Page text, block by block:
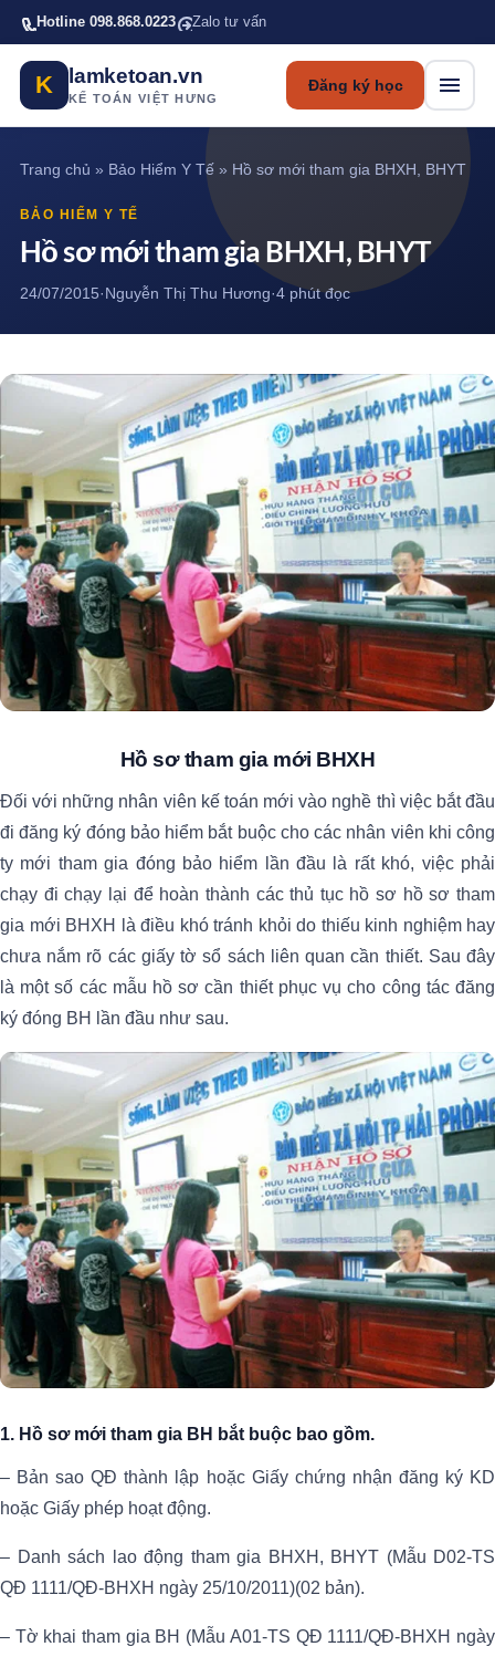
Bỏ qua tới nội dung chính
Hotline 098.868.0223 Zalo tư vấn
K lamketoan.vn
KẾ TOÁN VIỆT HƯNG
Đăng ký học
Trang chủ » Bảo Hiểm Y Tế » Hồ sơ mới tham gia BHXH, BHYT
BẢO HIỂM Y TẾ
Hồ sơ mới tham gia BHXH, BHYT
24/07/2015·Nguyễn Thị Thu Hương·4 phút đọc
Hồ sơ tham gia mới BHXH
Đối với những nhân viên kế toán mới vào nghề thì việc bắt đầu
đi đăng ký đóng bảo hiểm bắt buộc cho các nhân viên khi công
ty mới tham gia đóng bảo hiểm lần đầu là rất khó, việc phải
chạy đi chạy lại để hoàn thành các thủ tục hồ sơ hồ sơ tham
gia mới BHXH
là điều khó tránh khỏi do thiếu kinh nghiệm hay
chưa nắm rõ các giấy tờ sổ sách liên quan cần thiết. Sau đây
là một số các mẫu hồ sơ cần thiết phục vụ cho công tác đăng
ký đóng BH lần đầu như sau.
1. Hồ sơ mới tham gia BH bắt buộc bao gồm.
– Bản sao QĐ thành lập hoặc Giấy chứng nhận đăng ký KD
hoặc Giấy phép hoạt động.
– Danh sách lao động tham gia BHXH, BHYT (Mẫu D02-TS
QĐ 1111/QĐ-BHXH ngày 25/10/2011)(02 bản).
– Tờ khai tham gia BH (Mẫu A01-TS QĐ 1111/QĐ-BHXH ngày